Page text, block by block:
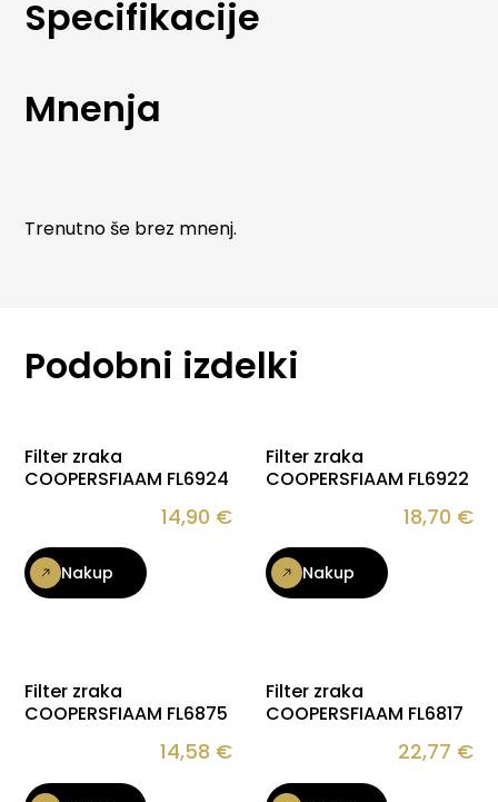
specifikacijah in zagotavljajo natančno prileganje
Specifikacije
Mnenja
Trenutno še brez mnenj.
Podobni izdelki
Filter zraka
COOPERSFIAAM FL6924
14,90 €
Nakup
Filter zraka
COOPERSFIAAM FL6922
18,70 €
Nakup
Filter zraka
COOPERSFIAAM FL6875
14,58 €
Filter zraka
COOPERSFIAAM FL6817
22,77 €